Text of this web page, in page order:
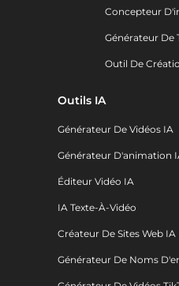
Concepteur
Générateur De
Outil De
Outils IA
Générateur De Vidéos IA
Générateur D'animation
Éditeur Vidéo IA
IA Texte-À-Vidéo
Créateur De Sites Web IA
Générateur De Noms